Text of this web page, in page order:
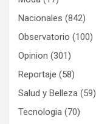
Nacionales (842)
Observatorio (100)
Opinion (301)
Reportaje (58)
Salud y Belleza (59)
Tecnologia (70)